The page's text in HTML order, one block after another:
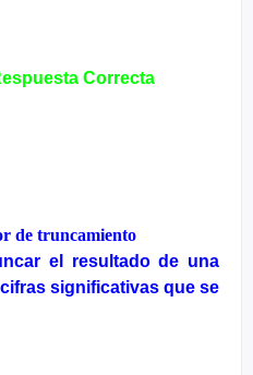
Correcta
de truncamiento
el resultado de una
significativas que se